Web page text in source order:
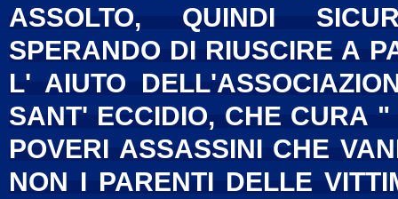
ASSOLTO, QUINDI
SPERANDO DI RIUSCIRE A
L' AIUTO
SANT' ECCIDIO, CHE CURA
POVERI ASSASSINI CHE
NON I PARENTI DELLE